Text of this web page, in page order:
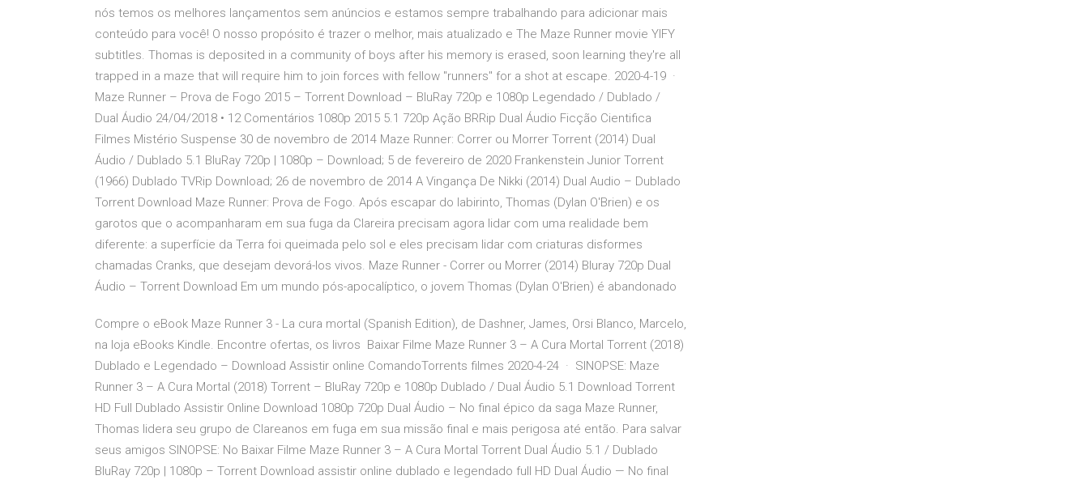
nós temos os melhores lançamentos sem anúncios e estamos sempre trabalhando para adicionar mais
conteúdo para você! O nosso propósito é trazer o melhor, mais atualizado e The Maze Runner movie YIFY
subtitles. Thomas is deposited in a community of boys after his memory is erased, soon learning they're all
trapped in a maze that will require him to join forces with fellow "runners" for a shot at escape. 2020-4-19 ·
Maze Runner – Prova de Fogo 2015 – Torrent Download – BluRay 720p e 1080p Legendado / Dublado /
Dual Áudio 24/04/2018 • 12 Comentários 1080p 2015 5.1 720p Ação BRRip Dual Áudio Ficção Cientifica
Filmes Mistério Suspense 30 de novembro de 2014 Maze Runner: Correr ou Morrer Torrent (2014) Dual
Áudio / Dublado 5.1 BluRay 720p | 1080p – Download; 5 de fevereiro de 2020 Frankenstein Junior Torrent
(1966) Dublado TVRip Download; 26 de novembro de 2014 A Vingança De Nikki (2014) Dual Audio – Dublado
Torrent Download Maze Runner: Prova de Fogo. Após escapar do labirinto, Thomas (Dylan O'Brien) e os
garotos que o acompanharam em sua fuga da Clareira precisam agora lidar com uma realidade bem
diferente: a superfície da Terra foi queimada pelo sol e eles precisam lidar com criaturas disformes
chamadas Cranks, que desejam devorá-los vivos. Maze Runner - Correr ou Morrer (2014) Bluray 720p Dual
Áudio – Torrent Download Em um mundo pós-apocalíptico, o jovem Thomas (Dylan O'Brien) é abandonado
Compre o eBook Maze Runner 3 - La cura mortal (Spanish Edition), de Dashner, James, Orsi Blanco, Marcelo,
na loja eBooks Kindle. Encontre ofertas, os livros Baixar Filme Maze Runner 3 – A Cura Mortal Torrent (2018)
Dublado e Legendado – Download Assistir online ComandoTorrents filmes 2020-4-24 · SINOPSE: Maze
Runner 3 – A Cura Mortal (2018) Torrent – BluRay 720p e 1080p Dublado / Dual Áudio 5.1 Download Torrent
HD Full Dublado Assistir Online Download 1080p 720p Dual Áudio – No final épico da saga Maze Runner,
Thomas lidera seu grupo de Clareanos em fuga em sua missão final e mais perigosa até então. Para salvar
seus amigos SINOPSE: No Baixar Filme Maze Runner 3 – A Cura Mortal Torrent Dual Áudio 5.1 / Dublado
BluRay 720p | 1080p – Torrent Download assistir online dublado e legendado full HD Dual Áudio — No final